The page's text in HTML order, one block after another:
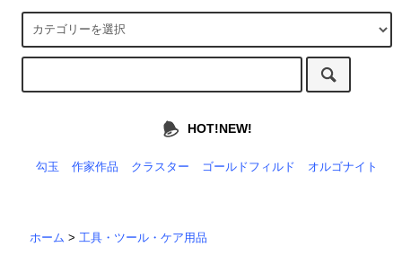
HOT!NEW!
勾玉 作家作品 クラスター ゴールドフィルド オルゴナイト
ホーム >工具・ツール・ケア用品